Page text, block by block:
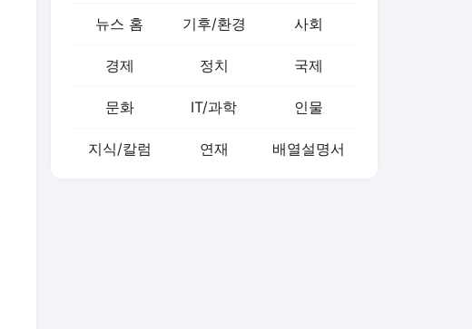
뉴스 홈 기후/환경 사회
경제 정치 국제
문화 IT/과학 인물
지식/칼럼 연재 배열설명서